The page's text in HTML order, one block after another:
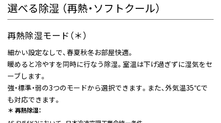
選べる除湿 （再熱・ソフトクール）
再熱除湿モード（＊）
細かい設定なしで、春夏秋冬お部屋快適。
暖めると冷やすを同時に行なう除湿。室温は下げ過ぎずに湿気をセ
ーブします。
強・標準・弱の3つのモードから選択できます。また、外気温35℃で
も対応できます。
＊ 再熱除湿：